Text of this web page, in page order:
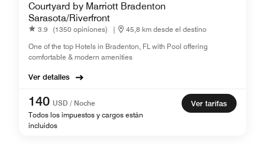
Courtyard by Marriott Bradenton
Sarasota/Riverfront
3.9 (1350 opiniones) |
45,8 km desde el destino
One of the top Hotels in Bradenton, FL with Pool offering
comfortable & modern amenities
Ver detalles
140 USD / Noche
Todos los impuestos y cargos están
incluidos
Ver tarifas